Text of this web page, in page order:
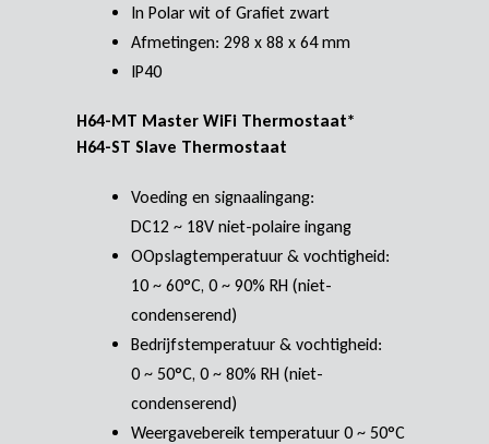
In Polar wit of Grafiet zwart
Afmetingen: 298 x 88 x 64 mm
IP40
H64-MT Master WiFi Thermostaat*
H64-ST Slave Thermostaat
Voeding en signaalingang:
DC12 ~ 18V niet-polaire ingang
OOpslagtemperatuur & vochtigheid:
10 ~ 60°C, 0 ~ 90% RH (niet-
condenserend)
Bedrijfstemperatuur & vochtigheid:
0 ~ 50°C, 0 ~ 80% RH (niet-
condenserend)
Weergavebereik temperatuur 0 ~ 50°C